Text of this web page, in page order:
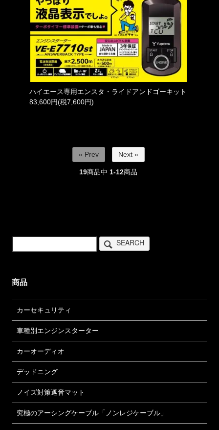
ハイエース専用エンスタ・ライドアンドゴーキット
83,600円(税7,600円)
« Prev Next »
19商品中 1-12商品
SEARCH
商品
カーセキュリティ
車種別エンジンスターター
カーオーディオ
デッドニング
ノイズ対策遮音マット
究極のアーシングケーブル「ノンレジケーブル」